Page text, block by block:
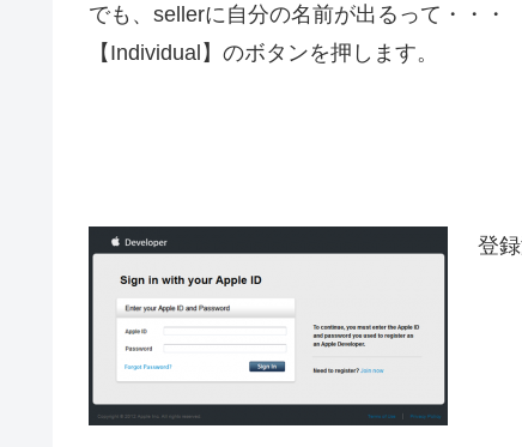
でも、sellerに自分の名前が出るって・・・
【Individual】のボタンを押します。
登